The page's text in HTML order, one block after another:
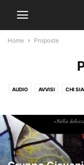
Home Proposte
AUDIO AVVISI CHI